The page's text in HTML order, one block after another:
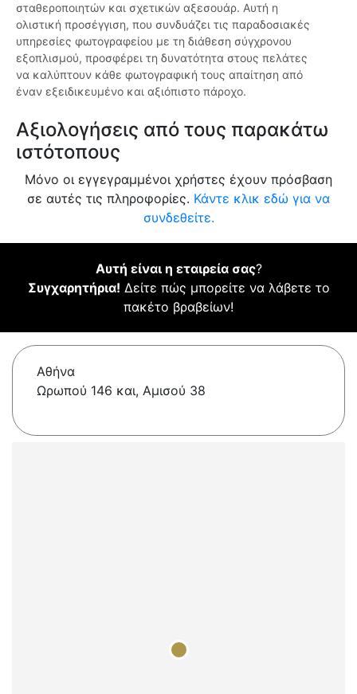
σταθεροποιητών και σχετικών αξεσουάρ. Αυτή η
ολιστική προσέγγιση, που συνδυάζει τις παραδοσιακές
υπηρεσίες φωτογραφείου με τη διάθεση σύγχρονου
εξοπλισμού, προσφέρει τη δυνατότητα στους πελάτες
να καλύπτουν κάθε φωτογραφική τους απαίτηση από
έναν εξειδικευμένο και αξιόπιστο πάροχο.
Αξιολογήσεις από τους παρακάτω
ιστότοπους
Μόνο οι εγγεγραμμένοι χρήστες έχουν πρόσβαση
σε αυτές τις πληροφορίες. Κάντε κλικ εδώ για να
συνδεθείτε.
Αυτή είναι η εταιρεία σας?
Συγχαρητήρια! Δείτε πώς μπορείτε να λάβετε το
πακέτο βραβείων!
Αθήνα
Ωρωπού 146 και, Αμισού 38